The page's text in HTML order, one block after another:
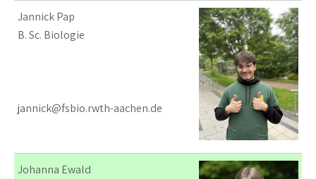
Jannick Pap
B. Sc. Biologie
jannick@fsbio.rwth-aachen.de
Johanna Ewald